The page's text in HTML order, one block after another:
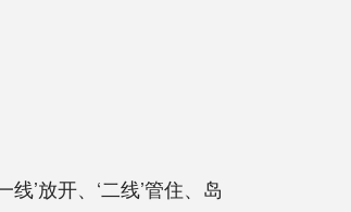
’放开、‘二线’管住、岛